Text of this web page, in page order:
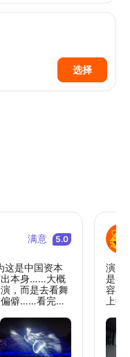
选择
满意 5.0
是中国资本
出本身……大概
，而是去看舞
偏僻……看完演
看。不过，因
候会有点……
样的演出真的
演出
是谷
容易
上